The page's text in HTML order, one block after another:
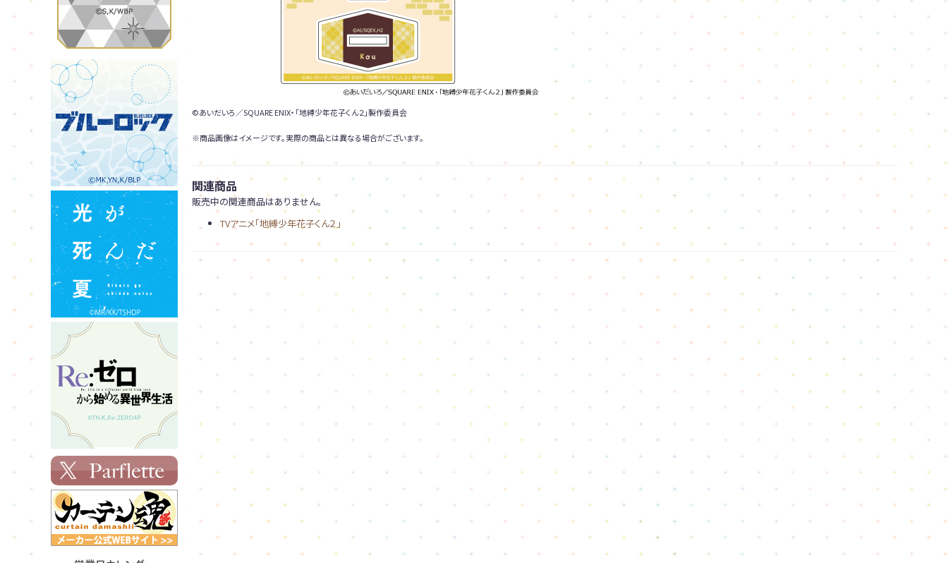
©あいだいろ／SQUARE ENIX・「地縛少年花子くん２」製作委員会
※商品画像はイメージです。実際の商品とは異なる場合がございます。
関連商品
販売中の関連商品はありません。
TVアニメ「地縛少年花子くん２」